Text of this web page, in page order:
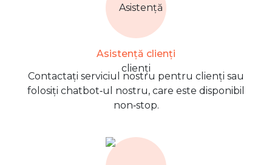
Asistență clienți
Contactați serviciul nostru pentru clienți sau
folosiți chatbot‑ul nostru, care este disponibil
non‑stop.